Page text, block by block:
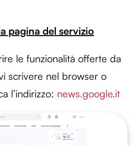
pagina del servizio
le funzionalità offerte da
scrivere nel browser o
l’indirizzo: news.google.it